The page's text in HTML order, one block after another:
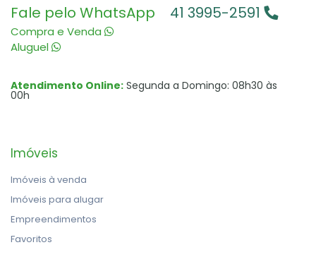
Fale pelo WhatsApp
Compra e Venda
Aluguel
41 3995-2591
Atendimento Online: Segunda a Domingo: 08h30 às
00h
Imóveis
Imóveis à venda
Imóveis para alugar
Empreendimentos
Favoritos